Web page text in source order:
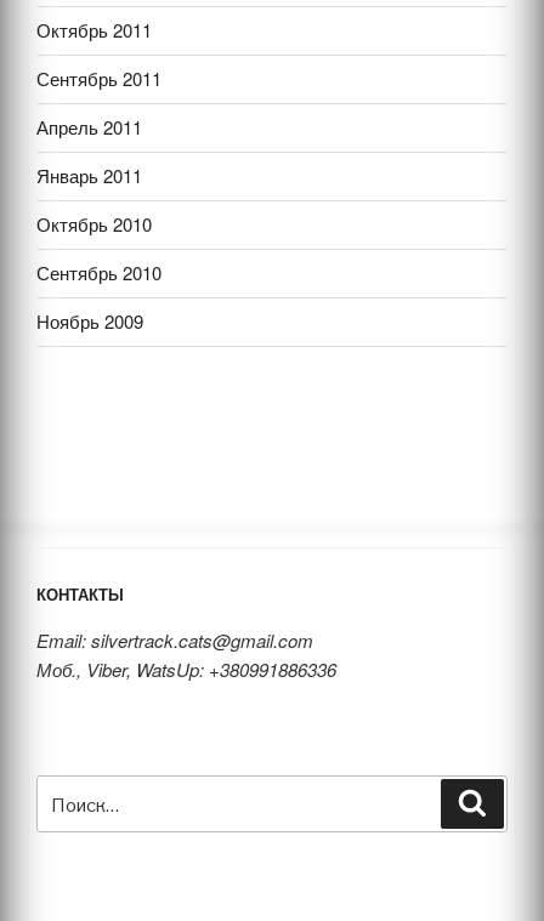
Октябрь 2011
Сентябрь 2011
Апрель 2011
Январь 2011
Октябрь 2010
Сентябрь 2010
Ноябрь 2009
КОНТАКТЫ
Email: silvertrack.cats@gmail.com
Моб., Viber, WatsUp: +380991886336